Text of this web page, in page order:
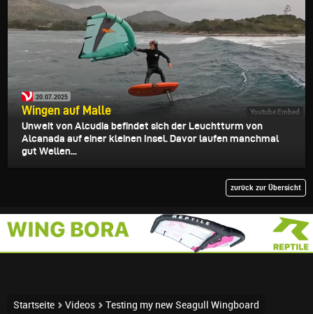
Youtube Embed
20.07.2025
Wingen auf Malle
Unweit von Alcudia befindet sich der Leuchtturm von
Alcanada auf einer kleinen Insel. Davor laufen manchmal
gut Wellen...
zurück zur Übersicht
Startseite Videos Testing my new Seagull Wingboard